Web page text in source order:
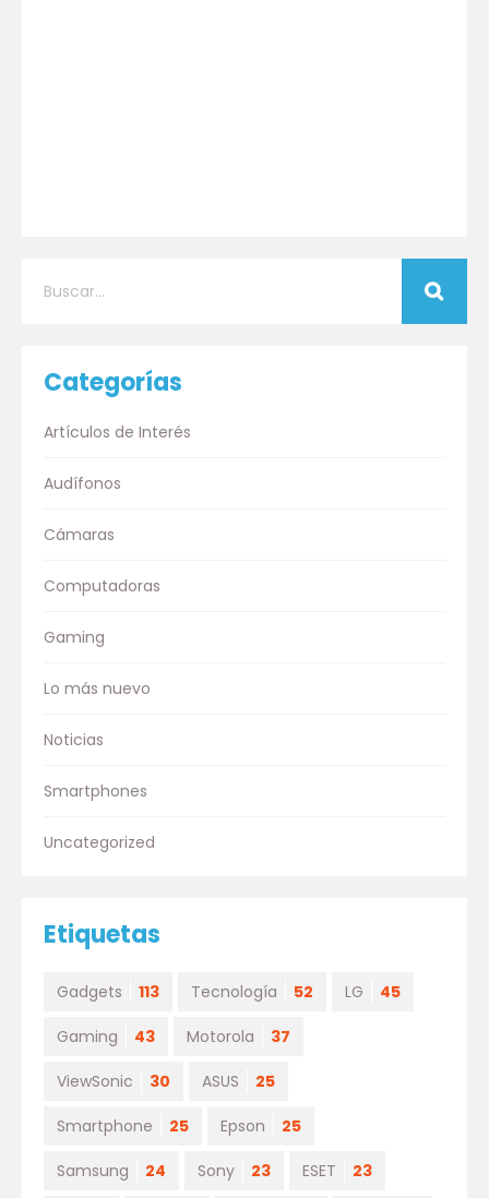
Categorías
Artículos de Interés
Audífonos
Cámaras
Computadoras
Gaming
Lo más nuevo
Noticias
Smartphones
Uncategorized
Etiquetas
Gadgets 113 Tecnología 52 LG 45
Gaming 43 Motorola 37
ViewSonic 30 ASUS 25
Smartphone 25 Epson 25
Samsung 24 Sony 23 ESET 23